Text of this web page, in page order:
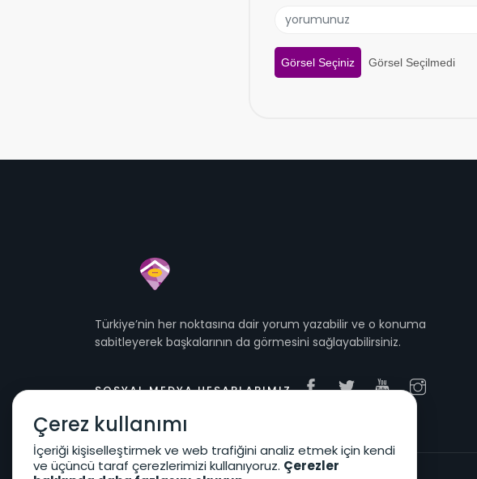
Görsel Seçiniz Görsel Seçilmedi
Türkiye’nin her noktasına dair yorum yazabilir ve o konuma
sabitleyerek başkalarının da görmesini sağlayabilirsiniz.
SOSYAL MEDYA HESAPLARIMIZ
Çerez kullanımı
İçeriği kişiselleştirmek ve web trafiğini analiz etmek için kendi
ve üçüncü taraf çerezlerimizi kullanıyoruz. Çerezler